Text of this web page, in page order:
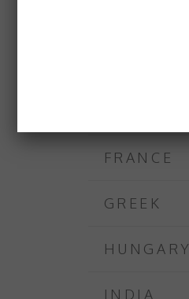
FRANCE
GREEK
HUNGARY
INDIA